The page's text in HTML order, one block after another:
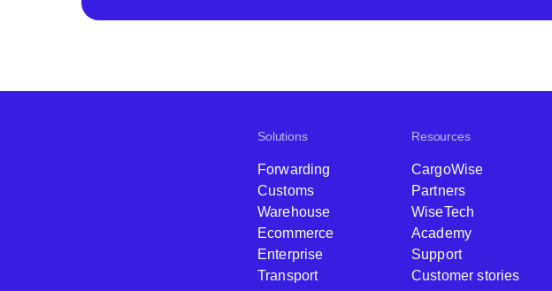
Solutions
Forwarding
Customs
Warehouse
Ecommerce
Enterprise
Transport
Resources
CargoWise
Partners
WiseTech
Academy
Support
Customer stories